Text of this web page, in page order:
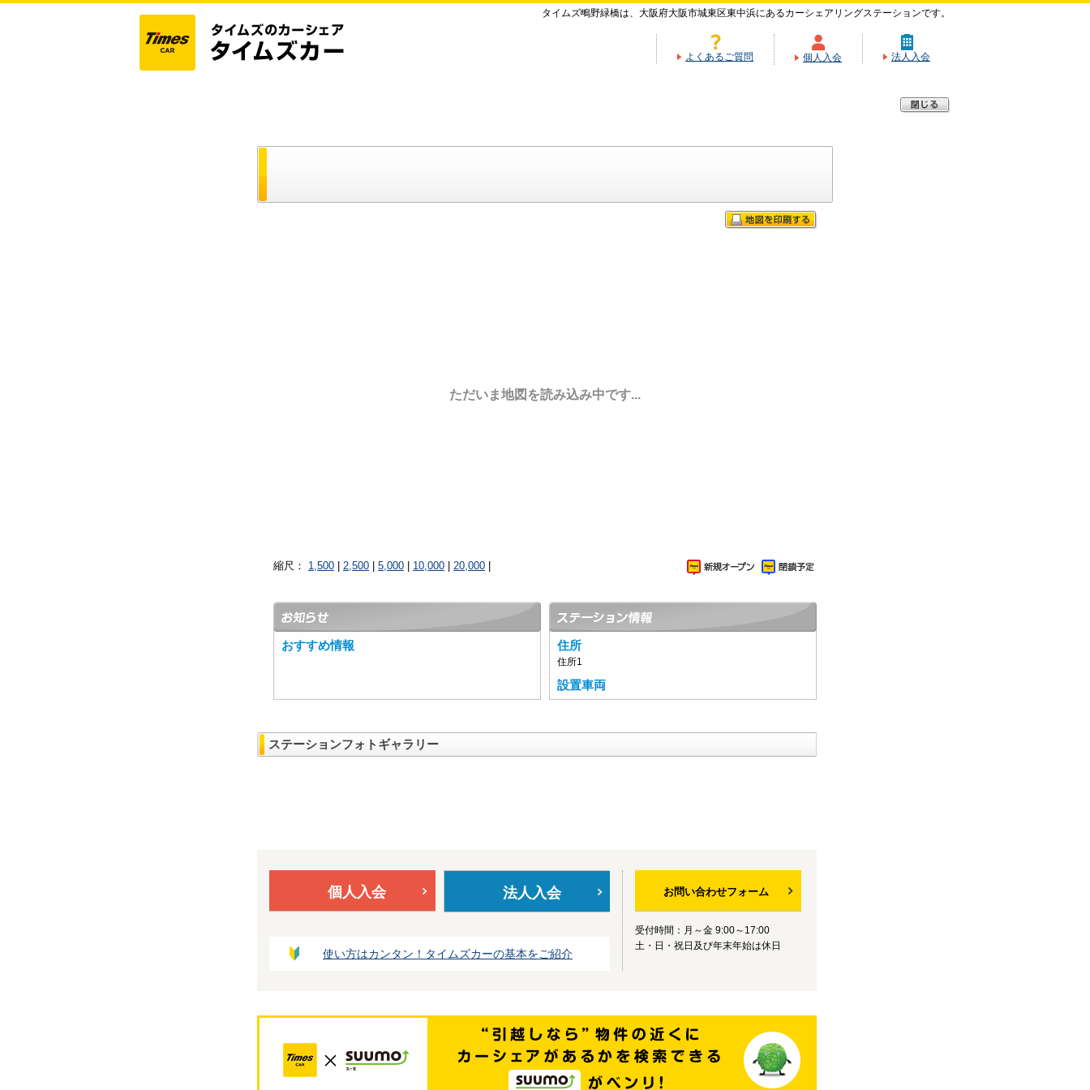
タイムズ鴫野緑橋は、大阪府大阪市城東区東中浜にあるカーシェアリングステーションです。
よくあるご質問 個人入会 法人入会
ただいま地図を読み込み中です...
縮尺： 1,500 2,500 5,000 10,000 20,000
おすすめ情報 住所
住所1
設置車両
ステーションフォトギャラリー
個人入会 法人入会
使い方はカンタン！タイムズカーの基本をご紹介
お問い合わせフォーム
受付時間：月～金 9:00～17:00
土・日・祝日及び年末年始は休日